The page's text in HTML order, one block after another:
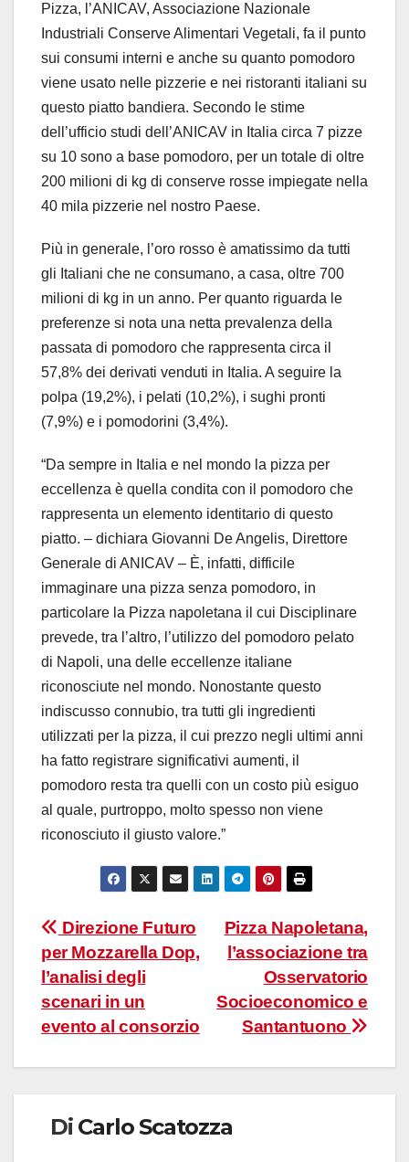
Pizza, l’ANICAV, Associazione Nazionale
Industriali Conserve Alimentari Vegetali, fa il punto
sui consumi interni e anche su quanto pomodoro
viene usato nelle pizzerie e nei ristoranti italiani su
questo piatto bandiera. Secondo le stime
dell’ufficio studi dell’ANICAV in Italia circa 7 pizze
su 10 sono a base pomodoro, per un totale di oltre
200 milioni di kg di conserve rosse impiegate nella
40 mila pizzerie nel nostro Paese.
Più in generale, l’oro rosso è amatissimo da tutti
gli Italiani che ne consumano, a casa, oltre 700
milioni di kg in un anno. Per quanto riguarda le
preferenze si nota una netta prevalenza della
passata di pomodoro che rappresenta circa il
57,8% dei derivati venduti in Italia. A seguire la
polpa (19,2%), i pelati (10,2%), i sughi pronti
(7,9%) e i pomodorini (3,4%).
“Da sempre in Italia e nel mondo la pizza per
eccellenza è quella condita con il pomodoro che
rappresenta un elemento identitario di questo
piatto. – dichiara Giovanni De Angelis, Direttore
Generale di ANICAV – È, infatti, difficile
immaginare una pizza senza pomodoro, in
particolare la Pizza napoletana il cui Disciplinare
prevede, tra l’altro, l’utilizzo del pomodoro pelato
di Napoli, una delle eccellenze italiane
riconosciute nel mondo. Nonostante questo
indiscusso connubio, tra tutti gli ingredienti
utilizzati per la pizza, il cui prezzo negli ultimi anni
ha fatto registrare significativi aumenti, il
pomodoro resta tra quelli con un costo più esiguo
al quale, purtroppo, molto spesso non viene
riconosciuto il giusto valore.”
Navigazione
articoli
Pizza Napoletana,
l’associazione tra
Osservatorio
Socioeconomico e
Santantuono
Direzione Futuro
per Mozzarella Dop,
l’analisi degli
scenari in un
evento al consorzio
Di Carlo Scatozza